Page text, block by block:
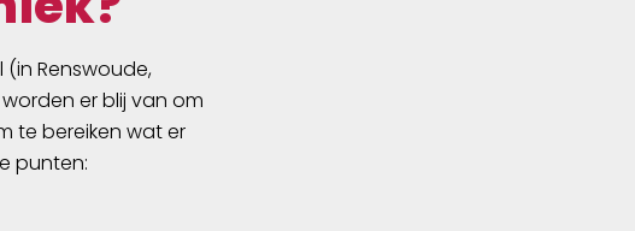
(in Renswoude,
er blij van om
te bereiken wat er
punten: